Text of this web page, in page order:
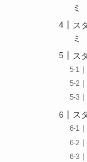
ミ
ス
ミ
ス
ス